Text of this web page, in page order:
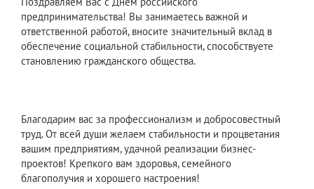
предпринимательства! Вы занимаетесь важной и
ответственной работой, вносите значительный вклад в
обеспечение социальной стабильности, способствуете
становлению гражданского общества.
Благодарим вас за профессионализм и добросовестный
труд. От всей души желаем стабильности и процветания
вашим предприятиям, удачной реализации бизнес-
проектов! Крепкого вам здоровья, семейного
благополучия и хорошего настроения!